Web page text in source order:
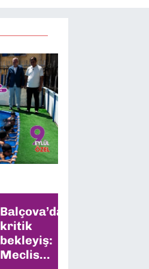
Balçova’da
kritik
bekleyiş:
Meclis